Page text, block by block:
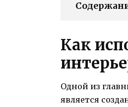
Как
Одной из
является